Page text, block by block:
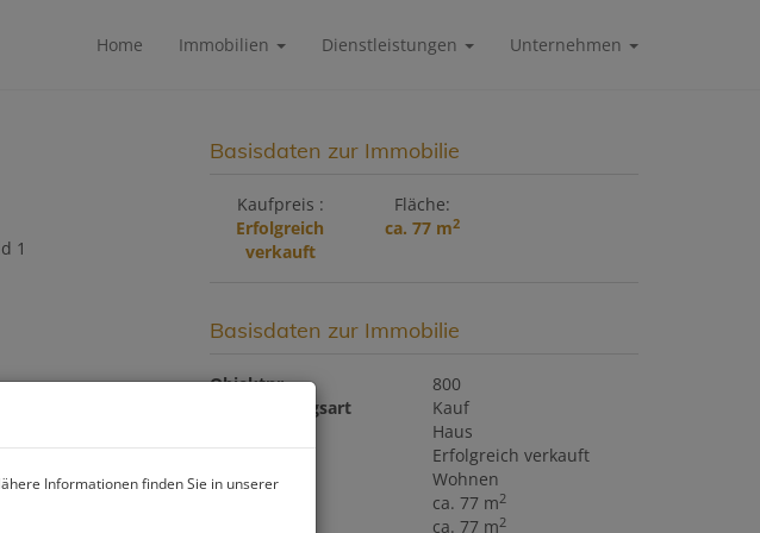
Home Immobilien Dienstleistungen Unternehmen
Basisdaten zur Immobilie
Kaufpreis
Erfolgreich
verkauft
Fläche
ca. 77 m2
Basisdaten zur Immobilie
Objektnr.
800
Vermarktungsart
Kauf
Haus
Kaufpreis
Erfolgreich verkauft
Nutzungsart
Wohnen
ca. 77 m2
ca. 77 m2
Informationen finden Sie in unserer